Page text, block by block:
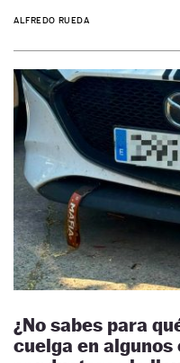
ALFREDO RUEDA
¿No sabes para
cuelga en algunos